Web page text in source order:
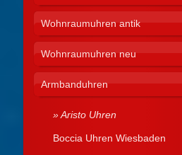
Wohnraumuhren antik
Wohnraumuhren neu
Armbanduhren
Aristo Uhren
Boccia Uhren Wiesbaden